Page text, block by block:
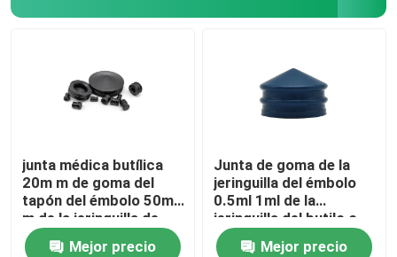
junta médica butílica
20m m de goma del
tapón del émbolo 50m
m de la jeringuilla de
2.5m m 10m m
Mejor precio
Junta de goma de la
jeringuilla del émbolo
0.5ml 1ml de la
jeringuilla del butilo o
del isopreno
Mejor precio